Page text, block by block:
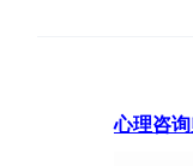
心理咨